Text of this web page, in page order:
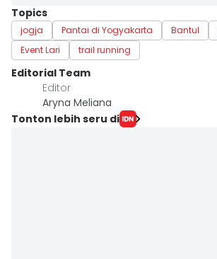
Topics
jogja Pantai di Yogyakarta Bantul
Event Lari
trail running
Editorial Team
Editor
Aryna Meliana
Tonton lebih seru di